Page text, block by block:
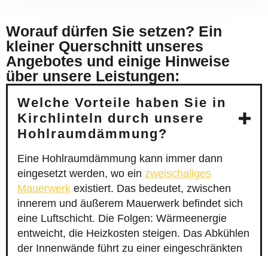
Worauf dürfen Sie setzen? Ein
kleiner Querschnitt unseres
Angebotes und einige Hinweise
über unsere Leistungen:
Welche Vorteile haben Sie in
Kirchlinteln durch unsere
Hohlraumdämmung?
Eine Hohlraumdämmung kann immer dann
eingesetzt werden, wo ein zweischaliges
Mauerwerk existiert. Das bedeutet, zwischen
innerem und äußerem Mauerwerk befindet sich
eine Luftschicht. Die Folgen: Wärmeenergie
entweicht, die Heizkosten steigen. Das Abkühlen
der Innenwände führt zu einer eingeschränkten